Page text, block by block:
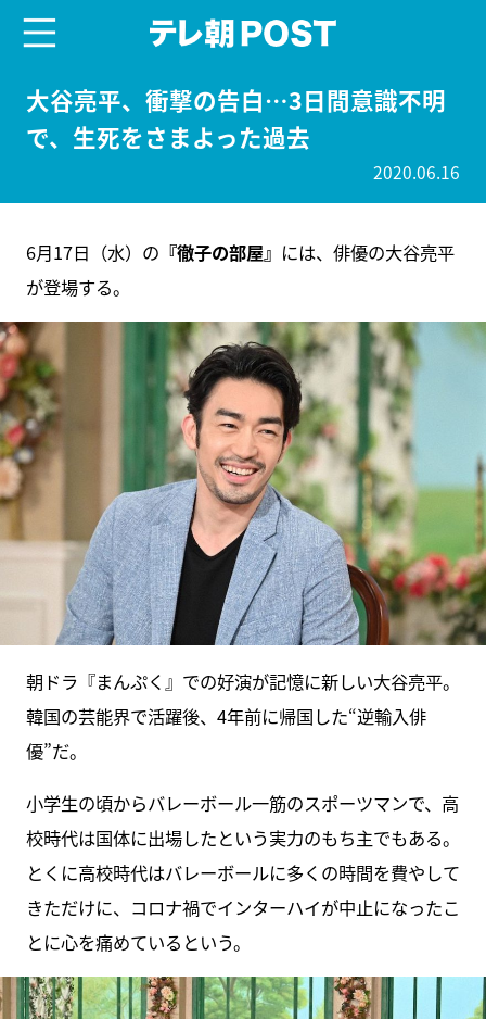
大谷亮平、衝撃の告白…3日間意識不明
で、生死をさまよった過去
2020.06.16
6月17日（水）の 『徹子の部屋』 には、俳優の大谷亮平
が登場する。
朝ドラ『まんぷく』での好演が記憶に新しい大谷亮平。
韓国の芸能界で活躍後、4年前に帰国した“逆輸入俳
優”だ。
小学生の頃からバレーボール一筋のスポーツマンで、高
校時代は国体に出場したという実力のもち主でもある。
とくに高校時代はバレーボールに多くの時間を費やして
きただけに、コロナ禍でインターハイが中止になったこ
とに心を痛めているという。